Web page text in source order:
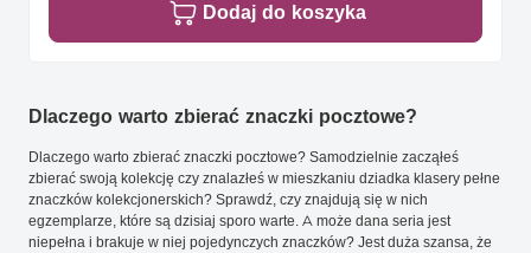
Dodaj do koszyka
Dlaczego warto zbierać znaczki pocztowe?
Dlaczego warto zbierać znaczki pocztowe? Samodzielnie zacząłeś
zbierać swoją kolekcję czy znalazłeś w mieszkaniu dziadka klasery pełne
znaczków kolekcjonerskich? Sprawdź, czy znajdują się w nich
egzemplarze, które są dzisiaj sporo warte. A może dana seria jest
niepełna i brakuje w niej pojedynczych znaczków? Jest duża szansa, że